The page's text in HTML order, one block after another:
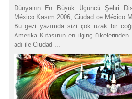
Dünyanın En Büyük Üçüncü Şehri
México Kasım 2006, Ciudad de México
Bu gezi yazımda sizi çok uzak bir
Amerika Kıtasının en ilginç
adı ile Ciudad ...